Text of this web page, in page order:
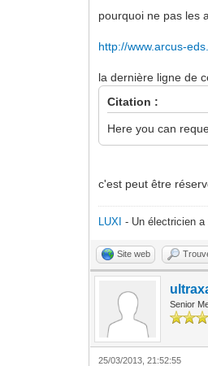
pourquoi ne pas les
http://www.arcus-
la dernière ligne de
Citation :
Here you can
c'est peut être
LUXI - Un électricien
Site web
Senior
25/03/2013, 21:52:55